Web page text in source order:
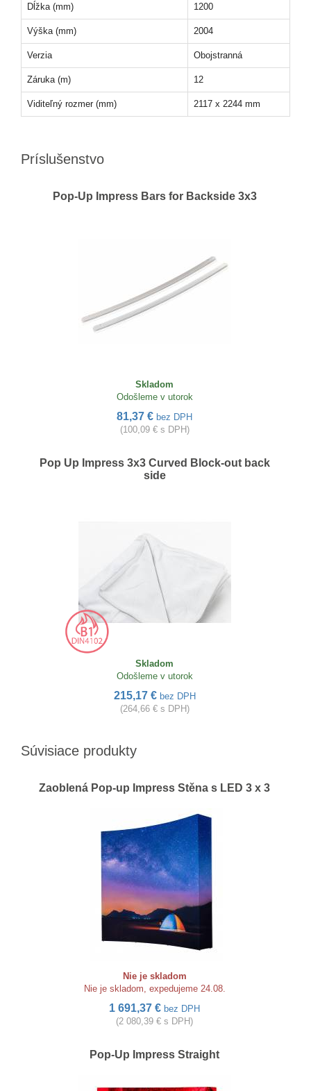
Dĺžka (mm) 1200
Výška (mm) 2004
Verzia Obojstranná
Záruka (m) 12
Viditeľný rozmer (mm) 2117 x 2244 mm
Príslušenstvo
Pop-Up Impress Bars for Backside 3x3
Skladom
Odošleme v utorok
81,37 € bez DPH
(100,09 € s DPH)
Pop Up Impress 3x3 Curved Block-out back
side
Skladom
Odošleme v utorok
215,17 € bez DPH
(264,66 € s DPH)
Súvisiace produkty
Zaoblená Pop-up Impress Stěna s LED 3 x 3
Nie je skladom
Nie je skladom, expedujeme 24.08.
1 691,37 € bez DPH
(2 080,39 € s DPH)
Pop-Up Impress Straight